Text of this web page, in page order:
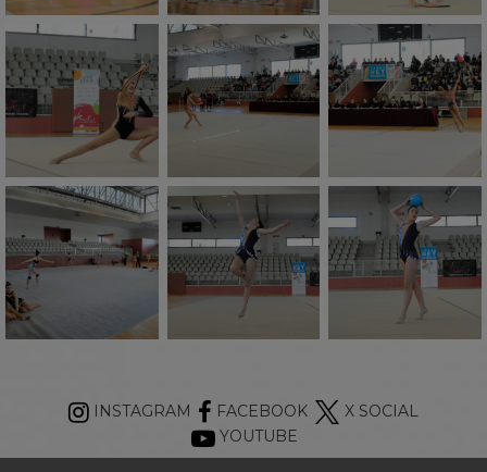
INSTAGRAM FACEBOOK
X SOCIAL
YOUTUBE